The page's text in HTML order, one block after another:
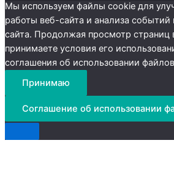
Мы используем файлы cookie для
работы веб-сайта и анализа событий
сайта. Продолжая просмотр страниц
принимаете условия его
соглашения об использовании
Принимаю
Соглашение об использовании